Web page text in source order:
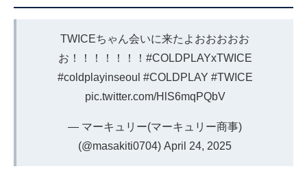
TWICEちゃん会いに来たよおおおおお
お！！！！！！！ #COLDPLAYxTWICE
#coldplayinseoul #COLDPLAY #TWICE
pic.twitter.com/HlS6mqPQbV
— マーキュリー(マーキュリー商事)
(@masakiti0704) April 24, 2025